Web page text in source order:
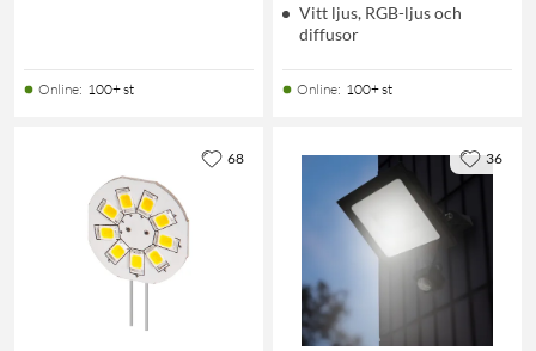
Online: 100+ st
Vitt ljus, RGB-ljus och
diffusor
Online: 100+ st
68 36